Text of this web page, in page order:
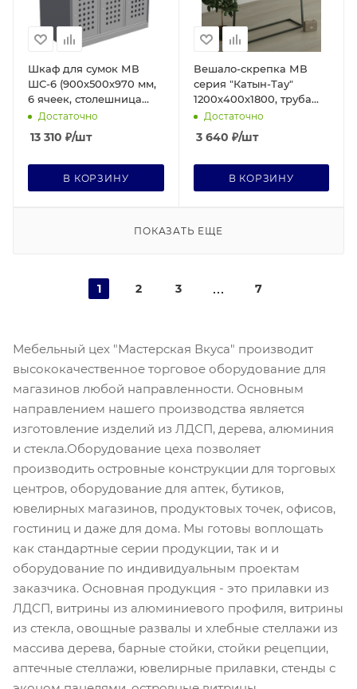
Шкаф для сумок МВ
ШС-6 (900х500х970 мм,
6 ячеек, столешница
AISI 430 )
Достаточно
13 310 ₽/шт
В КОРЗИНУ
Вешало-скрепка МВ
серия "Катын-Тау"
1200х400х1800, труба
25х25 мм, черное
Достаточно
3 640 ₽/шт
В КОРЗИНУ
ПОКАЗАТЬ ЕЩЕ
1 2 3 7
Мебельный цех "Мастерская Вкуса" производит
высококачественное торговое оборудование для
магазинов любой направленности. Основным
направлением нашего производства является
изготовление изделий из ЛДСП, дерева, алюминия
и стекла.Оборудование цеха позволяет
производить островные конструкции для торговых
центров, оборудование для аптек, бутиков,
ювелирных магазинов, продуктовых точек, офисов,
гостиниц и даже для дома. Мы готовы воплощать
как стандартные серии продукции, так и и
оборудование по индивидуальным проектам
заказчика. Основная продукция - это прилавки из
ЛДСП, витрины из алюминиевого профиля, витрины
из стекла, овощные развалы и хлебные стеллажи из
массива дерева, барные стойки, стойки рецепции,
аптечные стеллажи, ювелирные прилавки, стенды с